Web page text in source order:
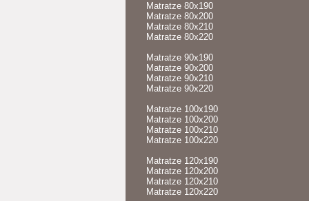
Matratze 80x190
Matratze 80x200
Matratze 80x210
Matratze 80x220
Matratze 90x190
Matratze 90x200
Matratze 90x210
Matratze 90x220
Matratze 100x190
Matratze 100x200
Matratze 100x210
Matratze 100x220
Matratze 120x190
Matratze 120x200
Matratze 120x210
Matratze 120x220